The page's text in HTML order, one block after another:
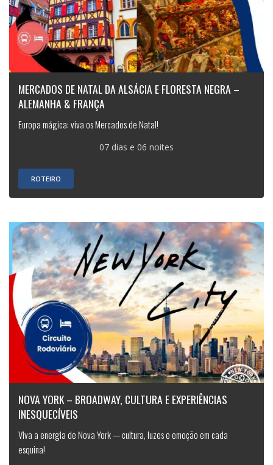
MERCADOS DE NATAL DA ALSÁCIA E FLORESTA NEGRA –
ALEMANHA & FRANÇA
Europa mágica: viva os Mercados de Natal!
07 dias e 06 noites
ROTEIRO
NOVA YORK – BROADWAY, CULTURA E EXPERIÊNCIAS
INESQUECÍVEIS
Viva a energia de Nova York — cultura, luzes e emoção em cada
esquina!